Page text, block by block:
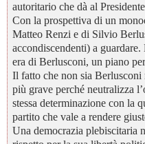
autoritario che dà al
Con la prospettiva di un
Matteo Renzi e di Silvio
accondiscendenti) a
era di Berlusconi, un piano
Il fatto che non sia Berlusconi
più grave perché neutralizza
stessa determinazione con la
partito che vale a rendere
Una democrazia plebiscitaria